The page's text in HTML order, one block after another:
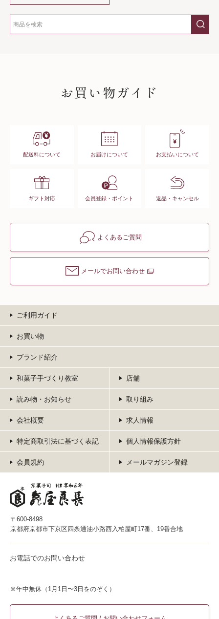
お買い物ガイド
配送料について お届けについて お支払いについて
ギフト対応 会員登録・ポイント 返品・キャンセル
よくあるご質問
メールでお問い合わせ
ご利用ガイド
お買い物
ブランド紹介
和菓子手づくり教室 店舗
読み物・お知らせ 取り組み
会社概要 求人情報
特定商取引法に基づく表記 個人情報保護方針
会員規約 メールマガジン登録
〒600-8498
京都府京都市下京区四条通油小路西入柏屋町17番、19番合地
お電話でのお問い合わせ
※年中無休（1月1日〜3日をのぞく）